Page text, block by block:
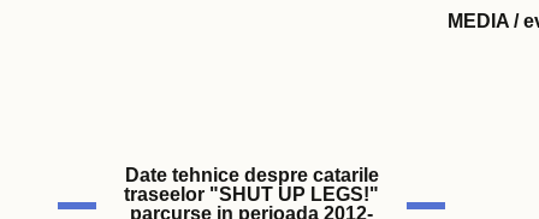
MEDIA /
Date tehnice despre catarile
traseelor "SHUT UP LEGS!"
parcurse in perioada 2012-